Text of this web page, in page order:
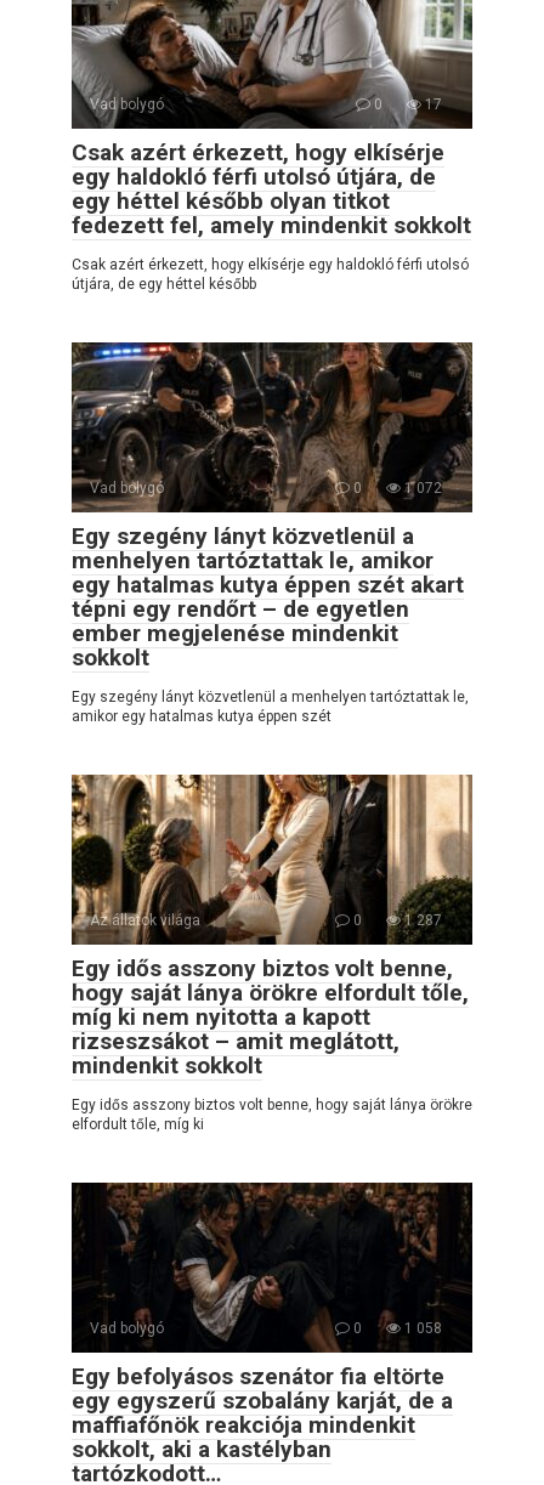
Vad bolygó 0 17
Csak azért érkezett, hogy elkísérje
egy haldokló férfi utolsó útjára, de
egy héttel később olyan titkot
fedezett fel, amely mindenkit sokkolt
Csak azért érkezett, hogy elkísérje egy haldokló férfi utolsó
útjára, de egy héttel később
Vad bolygó 0 1 072
Egy szegény lányt közvetlenül a
menhelyen tartóztattak le, amikor
egy hatalmas kutya éppen szét akart
tépni egy rendőrt – de egyetlen
ember megjelenése mindenkit
sokkolt
Egy szegény lányt közvetlenül a menhelyen tartóztattak le,
amikor egy hatalmas kutya éppen szét
Az állatok világa 0 1 287
Egy idős asszony biztos volt benne,
hogy saját lánya örökre elfordult tőle,
míg ki nem nyitotta a kapott
rizseszsákot – amit meglátott,
mindenkit sokkolt
Egy idős asszony biztos volt benne, hogy saját lánya örökre
elfordult tőle, míg ki
Vad bolygó 0 1 058
Egy befolyásos szenátor fia eltörte
egy egyszerű szobalány karját, de a
maffiafőnök reakciója mindenkit
sokkolt, aki a kastélyban
tartózkodott…